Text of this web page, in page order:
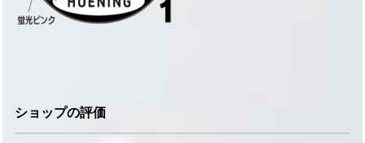
ショップの評価